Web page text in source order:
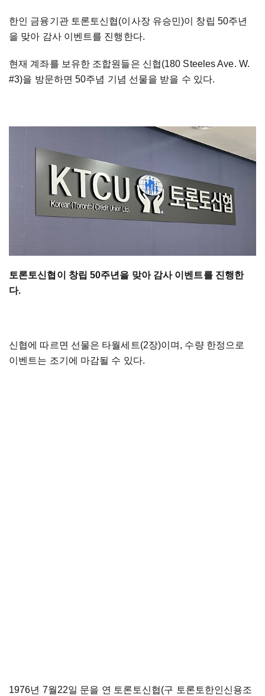
한인 금융기관 토론토신협(이사장 유승민)이 창립 50주년
을 맞아 감사 이벤트를 진행한다.
현재 계좌를 보유한 조합원들은 신협(180 Steeles Ave. W.
#3)을 방문하면 50주념 기념 선물을 받을 수 있다.
토론토신협이 창립 50주년을 맞아 감사 이벤트를 진행한
다.
신협에 따르면 선물은 타월세트(2장)이며, 수량 한정으로
이벤트는 조기에 마감될 수 있다.
1976년 7월22일 문을 연 토론토신협(구 토론토한인신용조